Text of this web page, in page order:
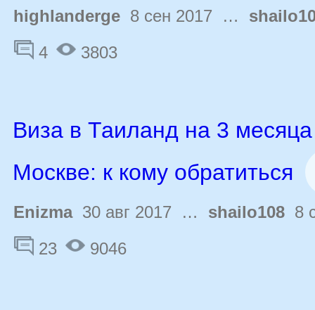
highlanderge 8 сен 2017 …
4
3803
Виза в Таиланд на 3
Москве: к кому обратиться
Enizma30 авг 2017 … shailo108 8
23
9046